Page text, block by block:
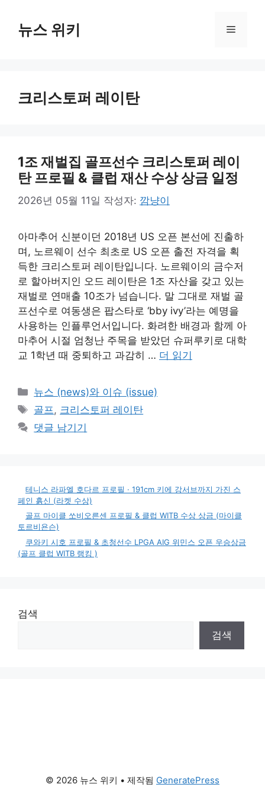
뉴스 위키 메
크리스토퍼 레이탄
1조 재벌집 골프선수 크리스토퍼 레이
탄 프로필 & 클럽 재산 수상 상금 일정
2026년 05월 11일 작성자: 깜냥이
아마추어 신분이던 2018년 US 오픈 본선에 진출하
며, 노르웨이 선수 최초로 US 오픈 출전 자격을 획
득한 크리스토퍼 레이탄입니다. 노르웨이의 금수저
로 할아버지인 오드 레이탄은 1조 자산을 갖고 있는
재벌로 연매출 10조가 넘습니다. 말 그대로 재벌 골
프선수로 여동생은 팝스타로 ‘bby ivy’라는 예명을
사용하는 인플루언서입니다. 화려한 배경과 함께 아
마추어 시절 엄청난 주목을 받았던 슈퍼루키로 대학
교 1학년 때 중퇴하고 과감히 … 더 읽기
카
테
리
뉴스 (news)와 이슈 (issue)
태
그
골프 , 크리스토퍼 레이탄
댓글 남기기
테니스 라파엘 호다르 프로필 · 191cm 키에 강서브까지 가진 스
페인 흙신 (라켓 수상)
골프 마이클 쏘비오른센 프로필 & 클럽 WITB 수상 상금 (마이클
토르비욘슨)
쿠와키 시호 프로필 & 초청선수 LPGA AIG 위민스 오픈 우승상금
(골프 클럽 WITB 랭킹 )
검색
검색
© 2026 뉴스 위키 • 제작됨 GeneratePress